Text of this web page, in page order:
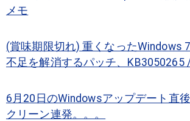
メモ
(賞味期限切れ) 重くなったWindows
不足を解消するパッチ、KB3050265
6月20日のWindowsアップデート直
クリーン連発。。。